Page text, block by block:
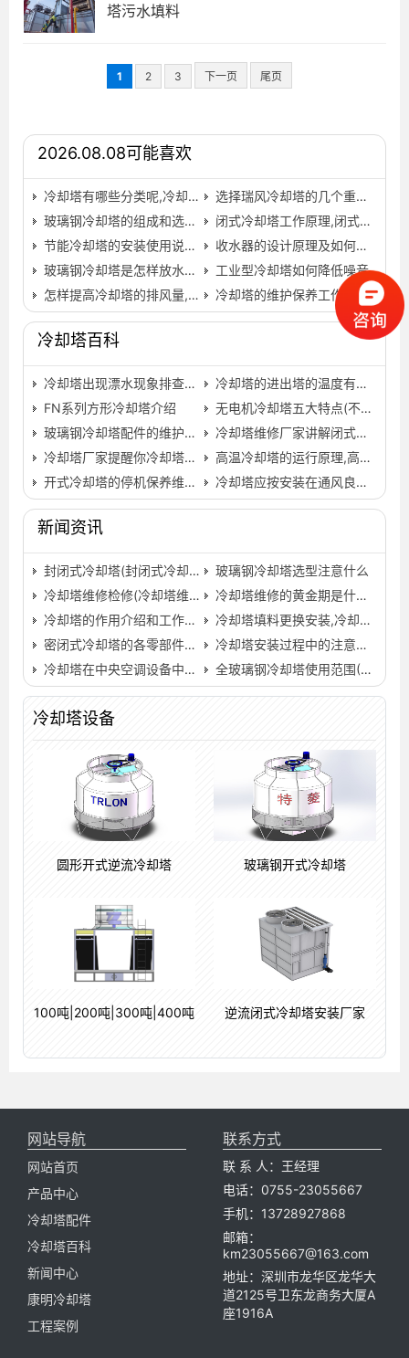
塔污水填料
1 2 3 下一页 尾页
2026.08.08可能喜欢
冷却塔有哪些分类呢,冷却塔填料分类
选择瑞风冷却塔的几个重要指标
玻璃钢冷却塔的组成和选购要求,玻璃钢冷却塔图片…
闭式冷却塔工作原理,闭式冷却塔工作原理枣强县庆浩环保…
节能冷却塔的安装使用说明,广东节能冷却塔…
收水器的设计原理及如何解决它的漂水问题,冷却塔收水器…
玻璃钢冷却塔是怎样放水的？
工业型冷却塔如何降低噪音
怎样提高冷却塔的排风量,怎样提高阅读能力…
冷却塔的维护保养工作(冷却塔维护保养的主要内容)…
冷却塔百科
冷却塔出现漂水现象排查方法,冷却塔漂水率一般多大…
冷却塔的进出塔的温度有那么重要吗,冷却塔进出水的接法…
FN系列方形冷却塔介绍
无电机冷却塔五大特点(不用电冷却塔的缺点)…
玻璃钢冷却塔配件的维护技巧及配水部分性能,玻璃钢冷却…
冷却塔维修厂家讲解闭式冷却塔_停机维护措施(闭式冷却塔…
冷却塔厂家提醒你冷却塔要定期做好以下几项维护保养工作…
高温冷却塔的运行原理,高温冷却塔工厂
开式冷却塔的停机保养维护及操作过程,开式冷却塔工作原…
冷却塔应按安装在通风良好的场所,冷却塔的安装流程图…
新闻资讯
封闭式冷却塔(封闭式冷却塔安装)
玻璃钢冷却塔选型注意什么
冷却塔维修检修(冷却塔维修全过程)
冷却塔维修的黄金期是什么时候
冷却塔的作用介绍和工作过程
冷却塔填料更换安装,冷却塔清洗方法步骤流程…
密闭式冷却塔的各零部件都有什么特点
冷却塔安装过程中的注意事项
冷却塔在中央空调设备中的作用？(冷却塔机组的工作原理图)…
全玻璃钢冷却塔使用范围(3500立方玻璃钢冷却塔价格)…
冷却塔设备
圆形开式逆流冷却塔 玻璃钢开式冷却塔
100吨|200吨|300吨|400吨
逆流闭式冷却塔安装厂家
网站导航
网站首页
产品中心
冷却塔配件
冷却塔百科
新闻中心
康明冷却塔
工程案例
联系方式
联 系 人：王经理
电话：0755-23055667
手机：13728927868
邮箱：
km23055667@163.com
地址：深圳市龙华区龙华大
道2125号卫东龙商务大厦A
座1916A